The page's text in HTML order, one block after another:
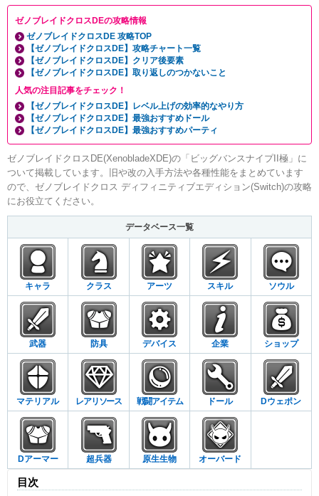
ゼノブレイドクロスDEの攻略情報
ゼノブレイドクロスDE 攻略TOP
【ゼノブレイドクロスDE】攻略チャート一覧
【ゼノブレイドクロスDE】クリア後要素
【ゼノブレイドクロスDE】取り返しのつかないこと
人気の注目記事をチェック！
【ゼノブレイドクロスDE】レベル上げの効率的なやり方
【ゼノブレイドクロスDE】最強おすすめドール
【ゼノブレイドクロスDE】最強おすすめパーティ
ゼノブレイドクロスDE(XenobladeXDE)の「ビッグバンスナイプII極」に
ついて掲載しています。旧や改の入手方法や各種性能をまとめています
ので、ゼノブレイドクロス ディフィニティブエディション(Switch)の攻略
にお役立てください。
データベース一覧
キャラ クラス アーツ スキル ソウル
武器 防具 デバイス 企業 ショップ
マテリアル レアリソース 戦闘アイテム ドール Dウェポン
Dアーマー 超兵器 原生生物 オーバード
目次